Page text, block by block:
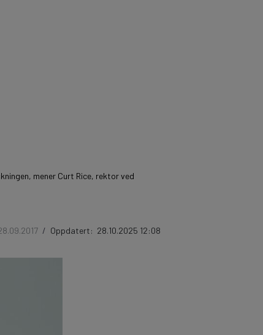
mener Curt Rice, rektor ved
/ Oppdatert: 28.10.2025 12:08